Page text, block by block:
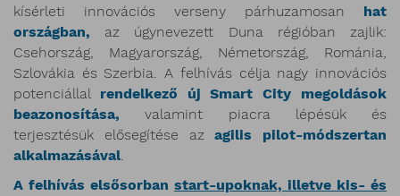
kísérleti innovációs verseny párhuzamosan hat
országban, az úgynevezett Duna régióban zajlik:
Csehország, Magyarország, Németország, Románia,
Szlovákia és Szerbia. A felhívás célja nagy innovációs
potenciállal rendelkező új Smart City megoldások
beazonosítása, valamint piacra lépésük és
terjesztésük elősegítése azagilis pilot-módszertan
alkalmazásával.
A felhívás elsősorban start-upoknak, illetve kis- és